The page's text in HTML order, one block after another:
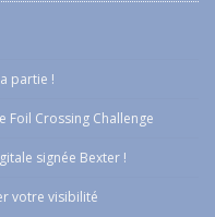
partie !
Foil Crossing Challenge
signée Bexter !
votre visibilité